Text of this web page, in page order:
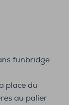
funbridge
place du
au palier